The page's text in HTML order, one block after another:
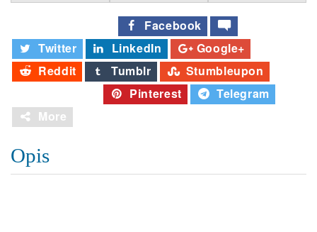
Facebook
Comment
Twitter
LinkedIn
Google+
Reddit
Tumblr
Stumbleupon
Pinterest
Telegram
More
Opis